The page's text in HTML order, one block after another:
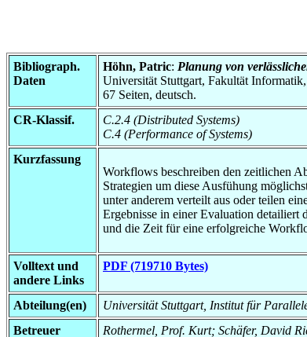
Bibliograph.
Daten
Höhn, Patric: Planung von
Universität Stuttgart, Fakultät
67 Seiten, deutsch.
CR-Klassif.
C.2.4 (Distributed Systems)
C.4 (Performance of Systems)
Kurzfassung
Workflows beschreiben den zeitlichen
Strategien um diese Ausfühung
unter anderem verteilt aus oder teilen
Ergebnisse in einer Evaluation detailiert
und die Zeit für eine erfolgreiche
Volltext und
andere Links
PDF (719710 Bytes)
Abteilung(en)
Universität Stuttgart, Institut für
Betreuer
Rothermel, Prof. Kurt; Schäfer, David